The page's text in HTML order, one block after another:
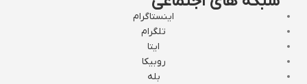
اینستاگرام
تلگرام
ایتا
روبیکا
بله